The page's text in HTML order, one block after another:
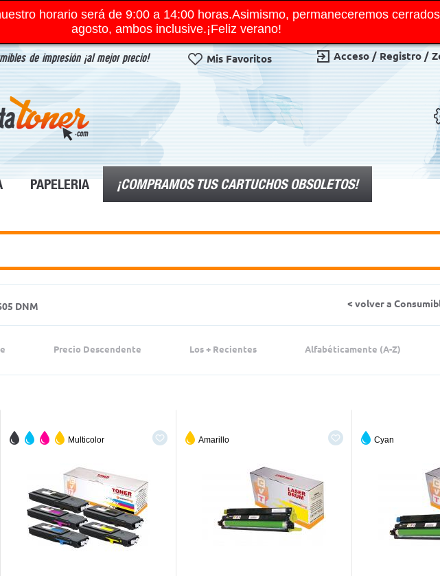
horario será de 9:00 a 14:00 horas.Asimismo, permaneceremos
agosto, ambos inclusive.¡Feliz verano!
de impresión ¡al mejor precio! Mis Favoritos Acceso / Registro /
PAPELERIA ¡COMPRAMOS TUS CARTUCHOS OBSOLETOS!
DNM < volver a
Precio Descendente Los + Recientes Alfabéticamente (A-Z)
Multicolor Amarillo Cyan